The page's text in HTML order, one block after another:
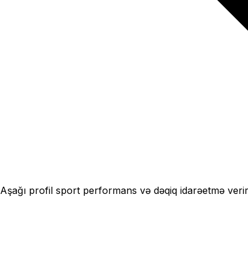
Aşağı profil sport performans və dəqiq idarəetmə